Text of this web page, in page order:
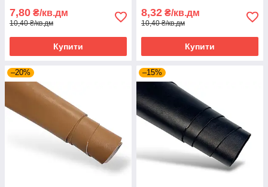
7,80 ₴/кв.дм
10,40 ₴/кв.дм
Купити
8,32 ₴/кв.дм
10,40 ₴/кв.дм
Купити
–20% –15%